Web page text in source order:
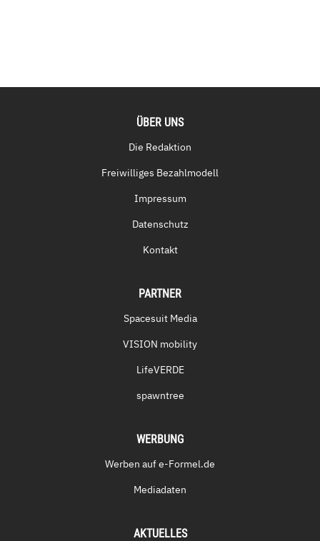
ÜBER UNS
Die Redaktion
Freiwilliges Bezahlmodell
Impressum
Datenschutz
Kontakt
PARTNER
Spacesuit Media
VISION mobility
LifeVERDE
spawntree
WERBUNG
Werben auf e-Formel.de
Mediadaten
AKTUELLES